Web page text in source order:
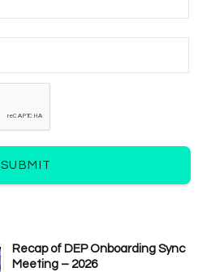
SUBMIT
Recap of DEP Onboarding Sync
Meeting – 2026